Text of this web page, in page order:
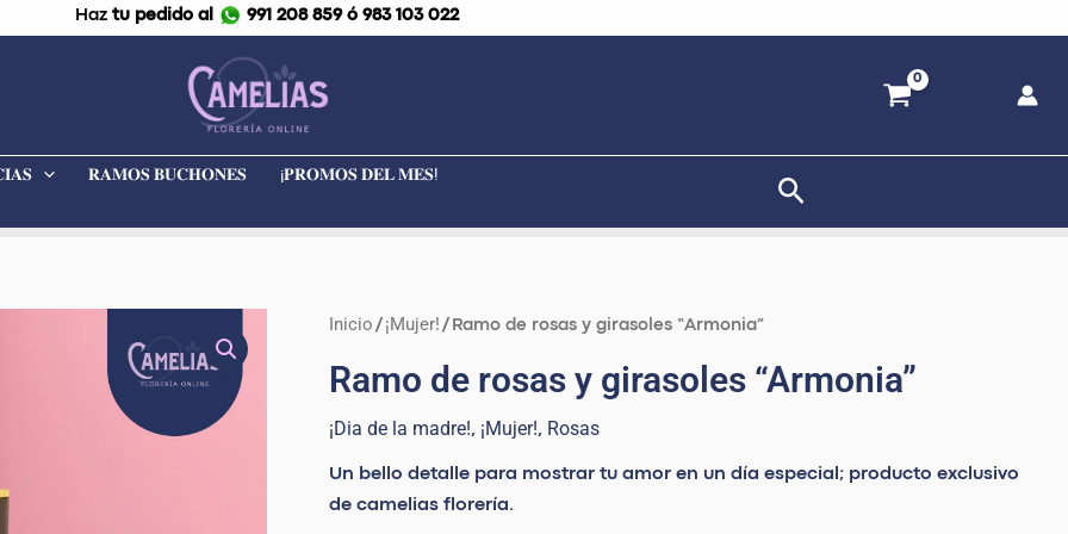
Haz tu pedido al 991 208 859 ó 983 103 022
𝐑𝐀𝐌𝐎𝐒 𝐁𝐔𝐂𝐇𝐎𝐍𝐄𝐒
¡𝐏𝐑𝐎𝐌𝐎𝐒 𝐃𝐄𝐋 𝐌𝐄𝐒!
Buscar
Inicio / ¡Mujer! / Ramo de rosas y girasoles “Armonia”
Ramo de rosas y girasoles “Armonia”
¡Dia de la madre!, ¡Mujer!, Rosas
Un bello detalle para mostrar tu amor en un día especial; producto exclusivo
de camelias florería.
El
original
era:
S/ 89.99.
El
actual
es:
Ramo
rosas
“Armonia”
cantidad